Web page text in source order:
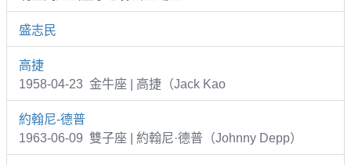
盛志民
高捷
1958-04-23 金牛座 | 高捷（Jack Kao
約翰尼-德普
1963-06-09 雙子座 | 約翰尼·德普（Johnny Depp）